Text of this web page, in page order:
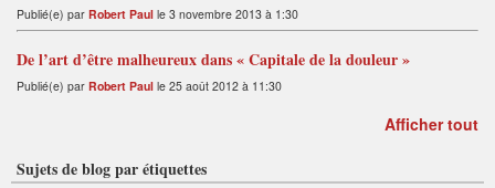
Publié(e) par Robert Paul le 3 novembre 2013 à 1:30
De l’art d’être malheureux dans « Capitale de la douleur »
Publié(e) par Robert Paul le 25 août 2012 à 11:30
Afficher tout
Sujets de blog par étiquettes